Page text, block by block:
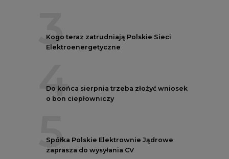
3
Kogo teraz zatrudniają Polskie Sieci
Elektroenergetyczne
4
Do końca sierpnia trzeba złożyć wniosek
o bon ciepłowniczy
5
Spółka Polskie Elektrownie Jądrowe
zaprasza do wysyłania CV